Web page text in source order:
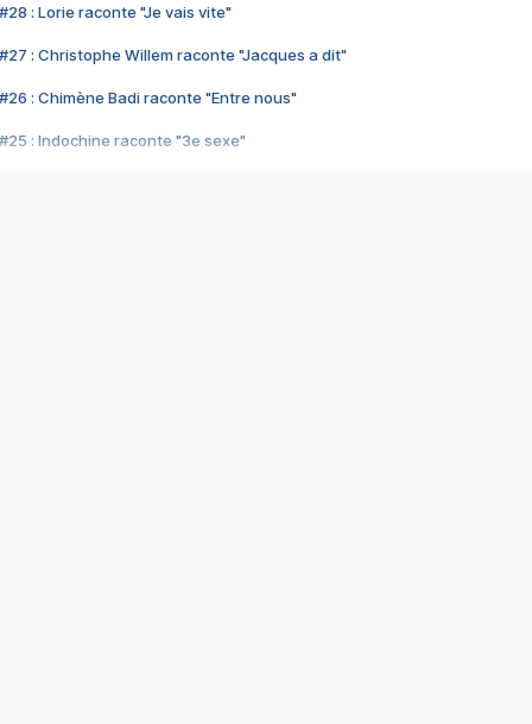
#28 : Lorie raconte "Je vais vite"
#27 : Christophe Willem raconte "Jacques a dit"
#26 : Chimène Badi raconte "Entre nous"
#25 : Indochine raconte "3e sexe"